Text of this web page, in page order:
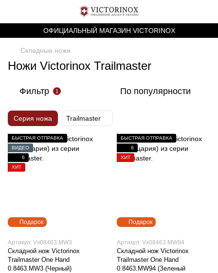
ОФИЦИАЛЬНЫЙ МАГАЗИН VICTORINOX
Складные ножи
Ножи Victorinox Trailmaster
Фильтр 1 По популярности
Серия ножа Trailmaster
Подарок
БЫСТРАЯ ОТПРАВКА
ВИДЕО
6
ХИТ
Артикул: Vx08463.MW3
Складной нож Victorinox
Trailmaster One Hand
0.8463.MW3 (Черный)
Подарок
БЫСТРАЯ ОТПРАВКА
6
ХИТ
Артикул: Vx08463.MW94
Складной нож Victorinox
Trailmaster One Hand
0.8463.MW94 (Зеленый